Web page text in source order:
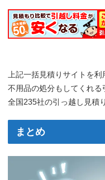
上記一括見積りサイトを利
不用品の処分もしてくれる
全国235社の引っ越し見積
まとめ